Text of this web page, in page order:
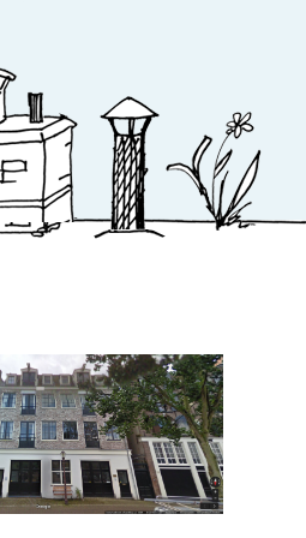
Cases
Samenwerken